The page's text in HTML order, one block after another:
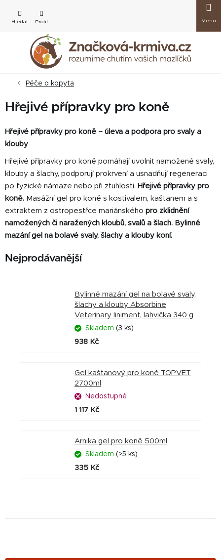
obsah
košík
Péče o kopyta
Hřejivé přípravky pro koně
Hřejivé přípravky pro koně – úleva a podpora pro svaly a
klouby
Hřejivé přípravky pro koně pomáhají uvolnit namožené svaly,
klouby a šlachy, podporují prokrvení a usnadňují regeneraci
po fyzické námaze nebo při ztuhlosti. Hřejivé přípravky pro
koně. Masážní gel pro koně s kostivalem, kaštanem a s
extraktem z ostropestřce mariánského pro zklidnění
namožených či naražených kloubů, svalů a šlach. Bylinné
mazání gel na bolavé svaly, šlachy a klouby koní.
Nejprodávanější
Bylinné mazání gel na bolavé svaly,
šlachy a klouby Absorbine
Veterinary liniment, lahvička 340 g
Skladem (3 ks)
938 Kč
Gel kaštanový pro koně TOPVET
2700ml
Nedostupné
1 117 Kč
Arnika gel pro koně 500ml
Skladem (>5 ks)
335 Kč